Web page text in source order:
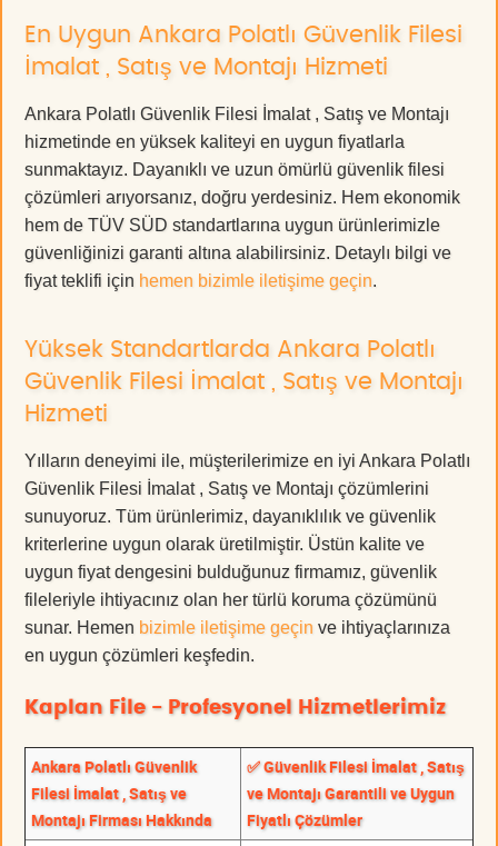
En Uygun Ankara Polatlı Güvenlik Filesi
İmalat , Satış ve Montajı Hizmeti
Ankara Polatlı Güvenlik Filesi İmalat , Satış ve Montajı
hizmetinde en yüksek kaliteyi en uygun fiyatlarla
sunmaktayız. Dayanıklı ve uzun ömürlü güvenlik filesi
çözümleri arıyorsanız, doğru yerdesiniz. Hem ekonomik
hem de TÜV SÜD standartlarına uygun ürünlerimizle
güvenliğinizi garanti altına alabilirsiniz. Detaylı bilgi ve
fiyat teklifi için hemen bizimle iletişime geçin.
Yüksek Standartlarda Ankara Polatlı
Güvenlik Filesi İmalat , Satış ve Montajı
Hizmeti
Yılların deneyimi ile, müşterilerimize en iyi Ankara Polatlı
Güvenlik Filesi İmalat , Satış ve Montajı çözümlerini
sunuyoruz. Tüm ürünlerimiz, dayanıklılık ve güvenlik
kriterlerine uygun olarak üretilmiştir. Üstün kalite ve
uygun fiyat dengesini bulduğunuz firmamız, güvenlik
fileleriyle ihtiyacınız olan her türlü koruma çözümünü
sunar. Hemen bizimle iletişime geçin ve ihtiyaçlarınıza
en uygun çözümleri keşfedin.
Kaplan File - Profesyonel Hizmetlerimiz
Ankara Polatlı Güvenlik
Filesi İmalat , Satış ve
Montajı Firması Hakkında
✅ Güvenlik Filesi İmalat , Satış
ve Montajı Garantili ve Uygun
Fiyatlı Çözümler